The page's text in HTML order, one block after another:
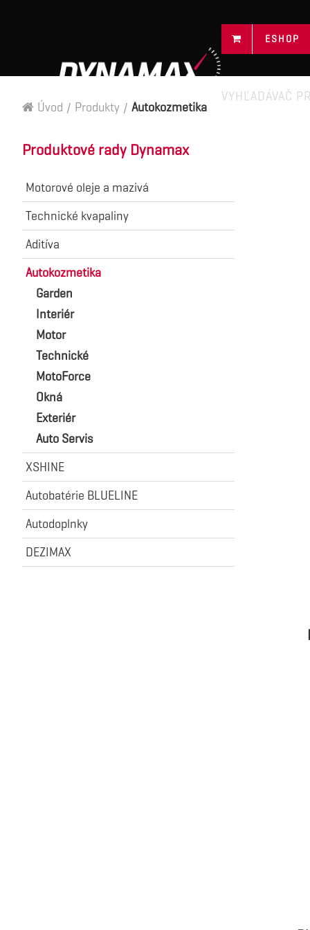
ESHOP
VYHĽADÁVAČ
Úvod / Produkty / Autokozmetika
Produktové rady Dynamax
Motorové oleje a mazivá
Technické kvapaliny
Aditíva
Autokozmetika
Garden
Interiér
Motor
Technické
MotoForce
Okná
Exteriér
Auto Servis
XSHINE
Autobatérie BLUELINE
Autodoplnky
DEZIMAX